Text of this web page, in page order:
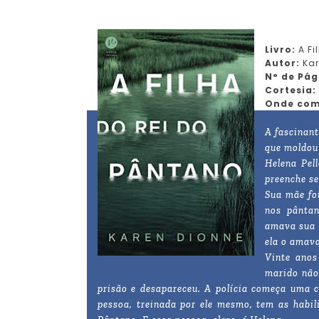
Livro: A
Autor:
N° de
Cortesia:
Onde
A
que
Helena
preenche
Sua mãe
nos
amava
ela o
Vinte
marido
prisão e desapareceu. A polícia começa uma
pessoa, treinada por ele mesmo, tem as